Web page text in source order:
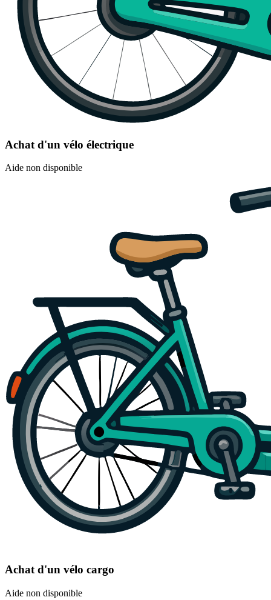
Achat d'un vélo électrique
Aide non disponible
Achat d'un vélo cargo
Aide non disponible